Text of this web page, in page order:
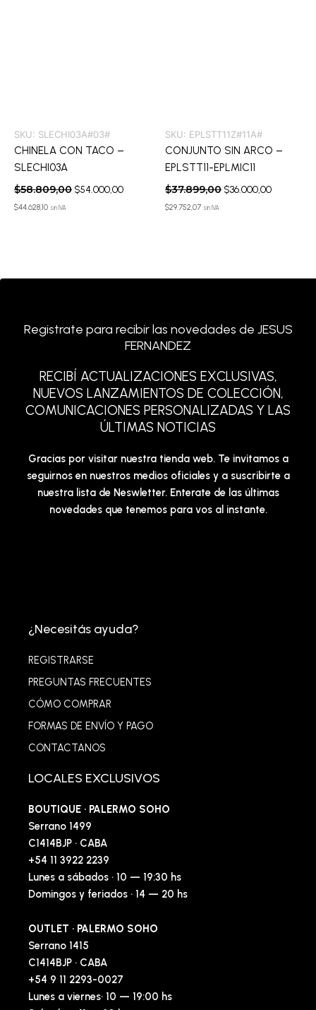
SKU: SLECHI03A#03#
CHINELA CON TACO –
SLECHI03A
$58.809,00 $54.000,00
$44.628,10 sin IVA
SKU: EPLSTT11Z#11A#
CONJUNTO SIN ARCO –
EPLSTT11-EPLMIC11
$37.899,00 $36.000,00
$29.752,07 sin IVA
Registrate para recibir las novedades de JESUS
FERNANDEZ
RECIBÍ ACTUALIZACIONES EXCLUSIVAS,
NUEVOS LANZAMIENTOS DE COLECCIÓN,
COMUNICACIONES PERSONALIZADAS Y LAS
ÚLTIMAS NOTICIAS
Gracias por visitar nuestra tienda web. Te invitamos a
seguirnos en nuestros medios oficiales y a suscribirte a
nuestra lista de Neswletter. Enterate de las últimas
novedades que tenemos para vos al instante.
¿Necesitás ayuda?
REGISTRARSE
PREGUNTAS FRECUENTES
CÓMO COMPRAR
FORMAS DE ENVÍO Y PAGO
CONTACTANOS
LOCALES EXCLUSIVOS
BOUTIQUE · PALERMO SOHO
Serrano 1499
C1414BJP · CABA
+54 11 3922 2239
Lunes a sábados · 10 — 19:30 hs
Domingos y feriados · 14 — 20 hs
OUTLET · PALERMO SOHO
Serrano 1415
C1414BJP · CABA
+54 9 11 2293-0027
Lunes a viernes· 10 — 19:00 hs